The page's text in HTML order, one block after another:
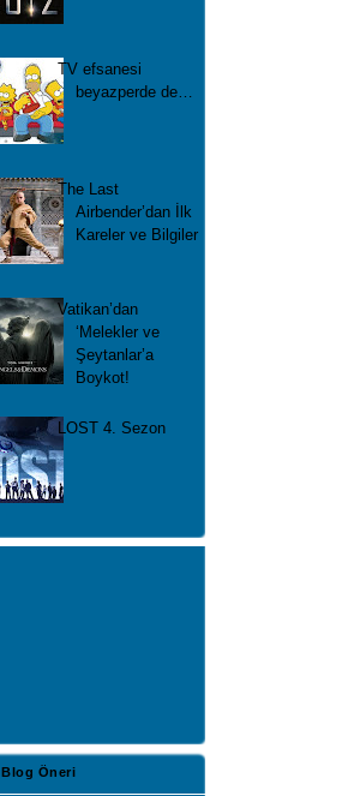
TV efsanesi
beyazperde de…
The Last
Airbender’dan İlk
Kareler ve Bilgiler
Vatikan’dan
‘Melekler ve
Şeytanlar’a
Boykot!
LOST 4. Sezon
Blog Öneri